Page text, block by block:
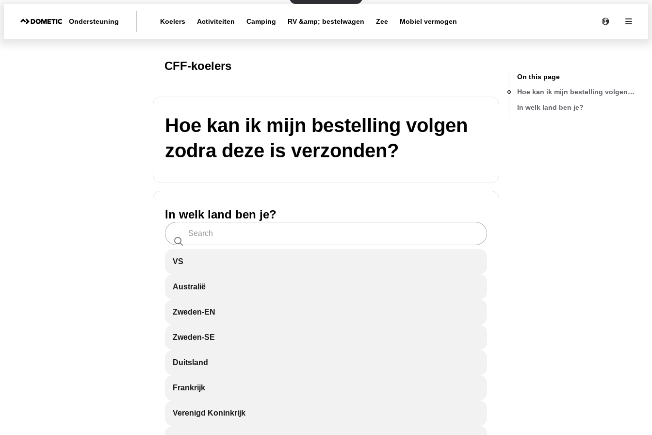
Ondersteuning Koelers Activiteiten Camping RV &amp; bestelwagen Zee Mobiel vermogen
CFF-koelers
Hoe kan ik mijn bestelling volgen
zodra deze is verzonden?
In welk land ben je?
VS
Australië
Zweden-EN
Zweden-SE
Duitsland
Frankrijk
Verenigd Koninkrijk
On this page
Hoe kan ik mijn bestelling volgen zodra
In welk land ben je?